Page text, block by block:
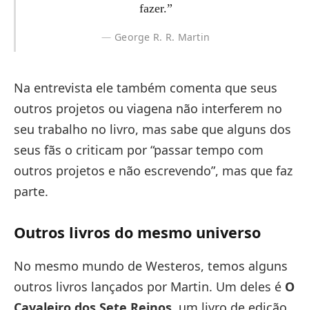
fazer.”
George R. R. Martin
Na entrevista ele também comenta que seus
outros projetos ou viagena não interferem no
seu trabalho no livro, mas sabe que alguns dos
seus fãs o criticam por “passar tempo com
outros projetos e não escrevendo”, mas que faz
parte.
Outros livros do mesmo universo
No mesmo mundo de Westeros, temos alguns
outros livros lançados por Martin. Um deles é O